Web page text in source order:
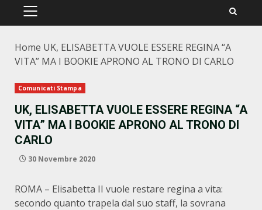
PRIMÄRES
Home UK, ELISABETTA VUOLE ESSERE REGINA “A
VITA” MA I BOOKIE APRONO AL TRONO DI CARLO
Comunicati Stampa
UK, ELISABETTA VUOLE ESSERE REGINA “A
VITA” MA I BOOKIE APRONO AL TRONO DI
CARLO
30 Novembre 2020
ROMA – Elisabetta II vuole restare regina a vita:
secondo quanto trapela dal suo staff, la sovrana